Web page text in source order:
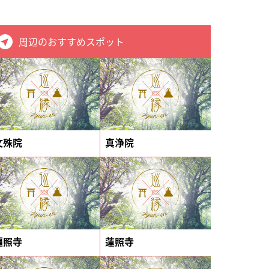
周辺のおすすめスポット
殊院 真浄院
照寺 蓮照寺